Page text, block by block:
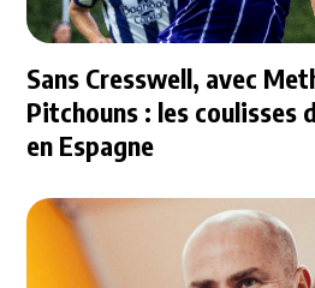
Sans Cresswell, avec
Pitchouns : les coulisses
en Espagne